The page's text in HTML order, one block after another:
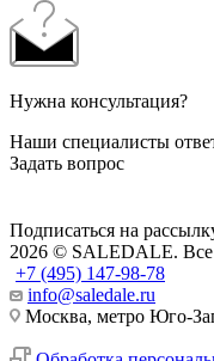
Нужна консультация?
Наши специалисты
Задать вопрос
Подписаться на
2026 © SALEDALE.
+7 (495) 147-98-78
info@saledale.ru
Москва, метро Юго-